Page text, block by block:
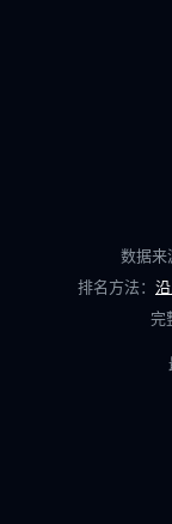
数据来
排名方法：
完